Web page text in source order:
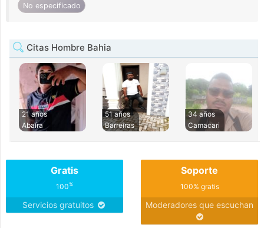
No especificado
Citas Hombre Bahia
21 años
Abaíra
51 años
Barreiras
34 años
Camacari
Gratis
100%
Servicios gratuitos
Soporte
100% gratis
Moderadores que escuchan